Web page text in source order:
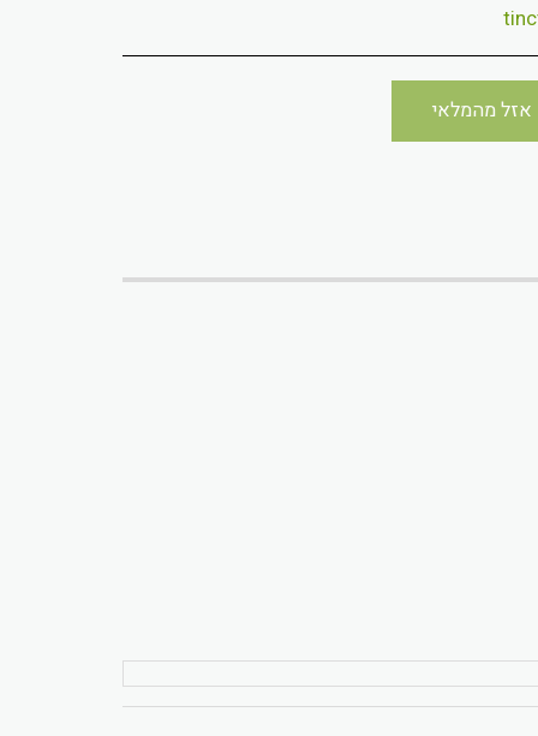
אזל מהמלאי